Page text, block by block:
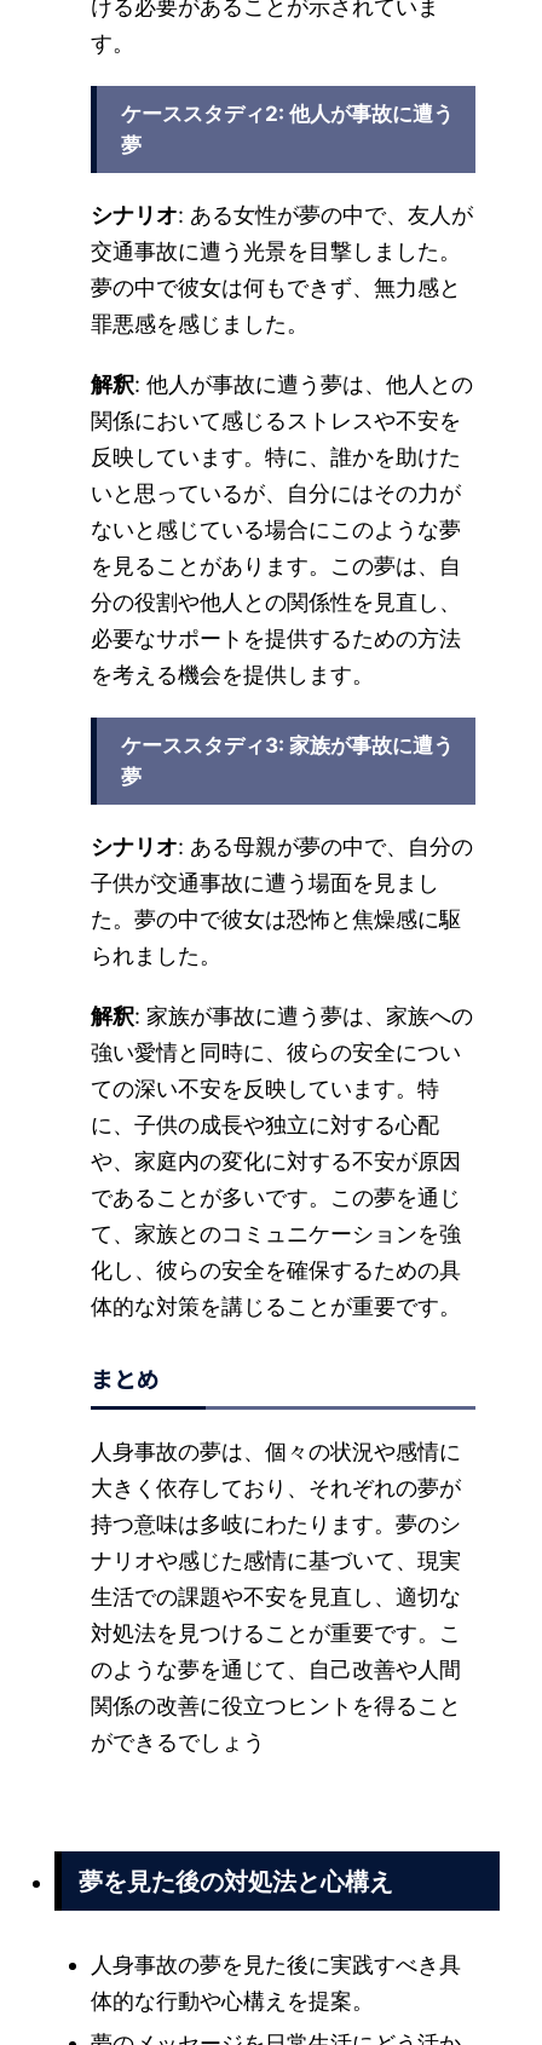
ける必要があることが示されていま
す。
ケーススタディ2: 他人が事故に遭う
夢
シナリオ: ある女性が夢の中で、友人が
交通事故に遭う光景を目撃しました。
夢の中で彼女は何もできず、無力感と
罪悪感を感じました。
解釈: 他人が事故に遭う夢は、他人との
関係において感じるストレスや不安を
反映しています。特に、誰かを助けた
いと思っているが、自分にはその力が
ないと感じている場合にこのような夢
を見ることがあります。この夢は、自
分の役割や他人との関係性を見直し、
必要なサポートを提供するための方法
を考える機会を提供します。
ケーススタディ3: 家族が事故に遭う
夢
シナリオ: ある母親が夢の中で、自分の
子供が交通事故に遭う場面を見まし
た。夢の中で彼女は恐怖と焦燥感に駆
られました。
解釈: 家族が事故に遭う夢は、家族への
強い愛情と同時に、彼らの安全につい
ての深い不安を反映しています。特
に、子供の成長や独立に対する心配
や、家庭内の変化に対する不安が原因
であることが多いです。この夢を通じ
て、家族とのコミュニケーションを強
化し、彼らの安全を確保するための具
体的な対策を講じることが重要です。
まとめ
人身事故の夢は、個々の状況や感情に
大きく依存しており、それぞれの夢が
持つ意味は多岐にわたります。夢のシ
ナリオや感じた感情に基づいて、現実
生活での課題や不安を見直し、適切な
対処法を見つけることが重要です。こ
のような夢を通じて、自己改善や人間
関係の改善に役立つヒントを得ること
ができるでしょう
夢を見た後の対処法と心構え
人身事故の夢を見た後に実践すべき具
体的な行動や心構えを提案。